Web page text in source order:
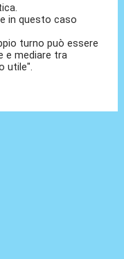
in questo caso
turno può essere
e mediare tra
utile".